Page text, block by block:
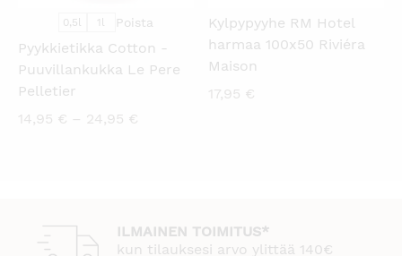
0,5l 1l Poista
Pyykkietikka Cotton -
Puuvillankukka Le Pere
Pelletier
14,95 € – 24,95 €
Kylpypyyhe RM Hotel
harmaa 100x50 Riviéra
Maison
17,95 €
ILMAINEN TOIMITUS*
kun tilauksesi arvo ylittää 140€